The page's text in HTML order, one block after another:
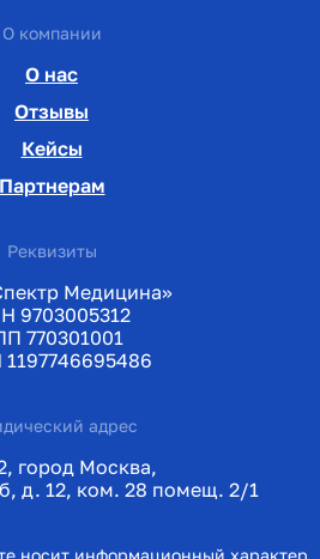
О компании
О нас
Отзывы
Кейсы
Партнерам
Реквизиты
Медицина»
9703005312
770301001
адрес
город Москва,
д. 12, ком. 28 помещ. 2/1
носит информационный характер